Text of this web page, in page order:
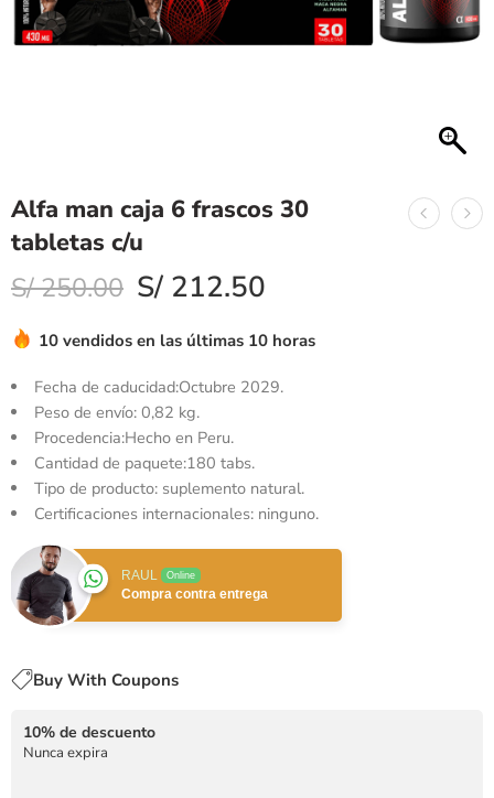
Alfa man caja 6 frascos 30
tabletas c/u
S/250.00 S/ 212.50
10 vendidos en las últimas 10 horas
Fecha de caducidad:Octubre 2029.
Peso de envío: 0,82 kg.
Procedencia:Hecho en Peru.
Cantidad de paquete:180 tabs.
Tipo de producto: suplemento natural.
Certificaciones internacionales: ninguno.
RAUL Online
Compra contra entrega
Buy With Coupons
10% de descuento
Nunca expira